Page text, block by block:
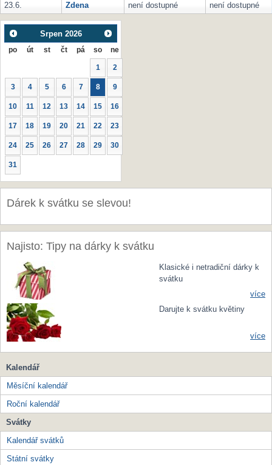
23.6.
Zdena není dostupné není dostupné
Srpen 2026
po út st čt pá so ne
1 2
3 4 5 6 7 8 9
10 11 12 13 14 15 16
17 18 19 20 21 22 23
24 25 26 27 28 29 30
31
Dárek k svátku se slevou!
Najisto: Tipy na dárky k svátku
Klasické i netradiční dárky k
svátku
více
Darujte k svátku květiny
více
Kalendář
Měsíční kalendář
Roční kalendář
Svátky
Kalendář svátků
Státní svátky